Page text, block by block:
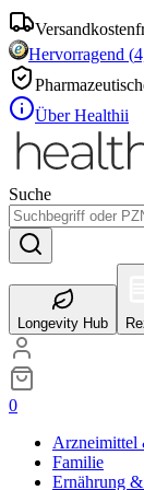
Hervorragend (
Über Healthii
Suche
Longevity Hub
0
Arzneimittel
Familie
Ernährung